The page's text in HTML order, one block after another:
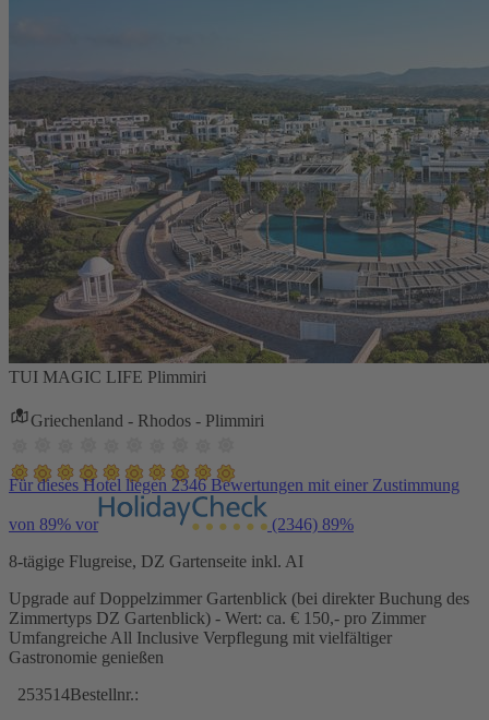
TUI MAGIC LIFE Plimmiri
Griechenland - Rhodos - Plimmiri
Für dieses Hotel liegen 2346 Bewertungen mit einer Zustimmung
von 89% vor (2346) 89%
8-tägige Flugreise, DZ Gartenseite inkl. AI
Upgrade auf Doppelzimmer Gartenblick (bei direkter Buchung des
Zimmertyps DZ Gartenblick) - Wert: ca. € 150,- pro Zimmer
Umfangreiche All Inclusive Verpflegung mit vielfältiger
Gastronomie genießen
253514Bestellnr.: